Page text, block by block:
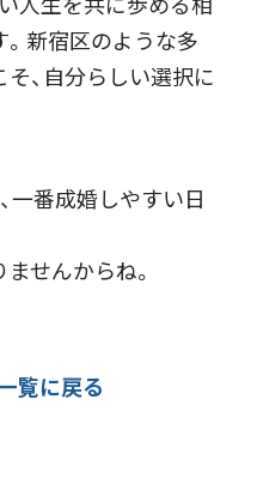
新宿区のような多
、自分らしい選択に
一番成婚しやすい日
せんからね。
覧に戻る